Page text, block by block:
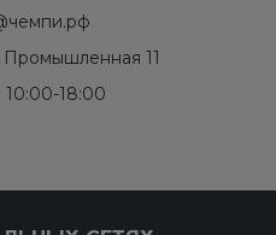
Промышленная 11
18:00